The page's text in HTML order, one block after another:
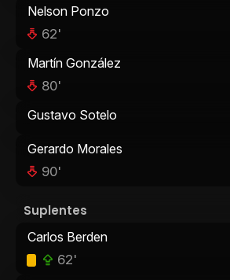
Nelson Ponzo
62'
Martín González
80'
Gustavo Sotelo
Gerardo Morales
90'
Suplentes
Carlos Berden
62'